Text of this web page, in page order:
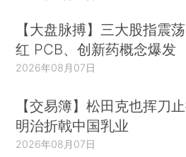
【大盘脉搏】三大股指震
红 PCB、创新药概念爆发
2026年08月07日
【交易簿】松田克也挥刀
明治折戟中国乳业
2026年08月07日